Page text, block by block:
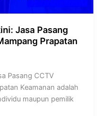
Jasa Pasang
Prapatan
Pasang CCTV
Keamanan adalah
maupun pemilik